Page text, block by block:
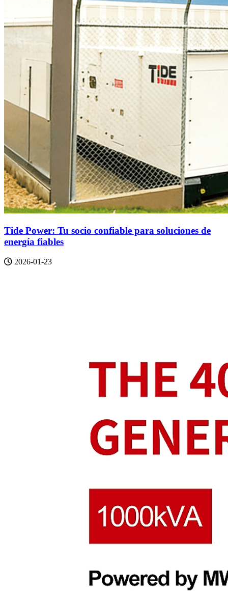
Tide Power: Tu socio confiable para soluciones de
energía fiables
2026-01-23